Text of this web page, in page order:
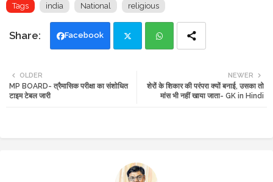
Tags india National religious
Facebook
tte ats
NEWER
शेरों के शिकार की परंपरा क्यों बनाई, उसका तो
मांस भी नहीं खाया जाता- GK in Hindi
OLDER
MP BOARD- त्रैमासिक परीक्षा का संशोधित
टाइम टेबल जारी